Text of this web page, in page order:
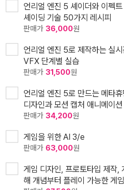
언리얼 엔진 5 셰이더와 이펙
셰이딩 기술 50가지 레시피
판매가 36,000원
언리얼 엔진 5로 제작하는 실
VFX 단계별 실습
판매가 31,500원
언리얼 엔진 5로 만드는 메타
디자인과 모션 캡처 애니메이
판매가 34,200원
게임을 위한 AI 3/e
판매가 63,000원
게임 디자인, 프로토타입 제작
해 개념부터 플레이 가능한 게